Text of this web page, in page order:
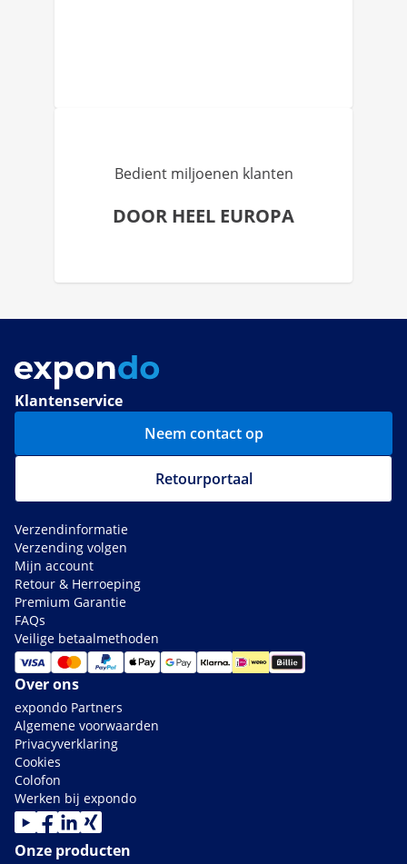
Bedient miljoenen klanten
DOOR HEEL EUROPA
Klantenservice
Neem contact op
Retourportaal
Verzendinformatie
Verzending volgen
Mijn account
Retour & Herroeping
Premium Garantie
FAQs
Veilige betaalmethoden
Over ons
expondo Partners
Algemene voorwaarden
Privacyverklaring
Cookies
Colofon
Werken bij expondo
Onze producten